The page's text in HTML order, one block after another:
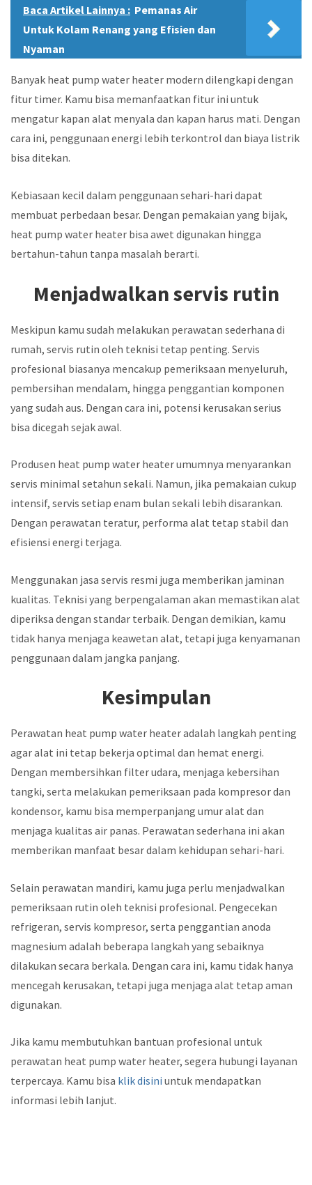
Baca Artikel Lainnya : Pemanas Air
Untuk Kolam Renang yang Efisien dan
Nyaman
Banyak heat pump water heater modern dilengkapi dengan
fitur timer. Kamu bisa memanfaatkan fitur ini untuk
mengatur kapan alat menyala dan kapan harus mati. Dengan
cara ini, penggunaan energi lebih terkontrol dan biaya listrik
bisa ditekan.
Kebiasaan kecil dalam penggunaan sehari-hari dapat
membuat perbedaan besar. Dengan pemakaian yang bijak,
heat pump water heater bisa awet digunakan hingga
bertahun-tahun tanpa masalah berarti.
Menjadwalkan servis rutin
Meskipun kamu sudah melakukan perawatan sederhana di
rumah, servis rutin oleh teknisi tetap penting. Servis
profesional biasanya mencakup pemeriksaan menyeluruh,
pembersihan mendalam, hingga penggantian komponen
yang sudah aus. Dengan cara ini, potensi kerusakan serius
bisa dicegah sejak awal.
Produsen heat pump water heater umumnya menyarankan
servis minimal setahun sekali. Namun, jika pemakaian cukup
intensif, servis setiap enam bulan sekali lebih disarankan.
Dengan perawatan teratur, performa alat tetap stabil dan
efisiensi energi terjaga.
Menggunakan jasa servis resmi juga memberikan jaminan
kualitas. Teknisi yang berpengalaman akan memastikan alat
diperiksa dengan standar terbaik. Dengan demikian, kamu
tidak hanya menjaga keawetan alat, tetapi juga kenyamanan
penggunaan dalam jangka panjang.
Kesimpulan
Perawatan heat pump water heater adalah langkah penting
agar alat ini tetap bekerja optimal dan hemat energi.
Dengan membersihkan filter udara, menjaga kebersihan
tangki, serta melakukan pemeriksaan pada kompresor dan
kondensor, kamu bisa memperpanjang umur alat dan
menjaga kualitas air panas. Perawatan sederhana ini akan
memberikan manfaat besar dalam kehidupan sehari-hari.
Selain perawatan mandiri, kamu juga perlu menjadwalkan
pemeriksaan rutin oleh teknisi profesional. Pengecekan
refrigeran, servis kompresor, serta penggantian anoda
magnesium adalah beberapa langkah yang sebaiknya
dilakukan secara berkala. Dengan cara ini, kamu tidak hanya
mencegah kerusakan, tetapi juga menjaga alat tetap aman
digunakan.
Jika kamu membutuhkan bantuan profesional untuk
perawatan heat pump water heater, segera hubungi layanan
terpercaya. Kamu bisa klik disini untuk mendapatkan
informasi lebih lanjut.